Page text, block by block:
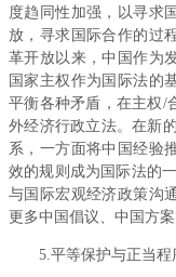
度趋同性加强，以寻求
放，寻求国际合作的过
革开放以来，中国作为
国家主权作为国际法的
平衡各种矛盾，在主权/
外经济行政立法。在新
系，一方面将中国经验
效的规则成为国际法的
与国际宏观经济政策沟
更多中国倡议、中国方案
5.平等保护与正当程